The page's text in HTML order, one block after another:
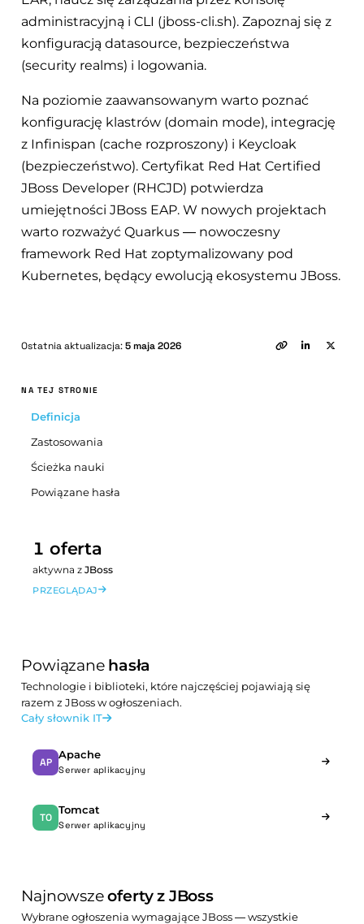
administracyjną i CLI (jboss-cli.sh). Zapoznaj się z
konfiguracją datasource, bezpieczeństwa
(security realms) i logowania.
Na poziomie zaawansowanym warto poznać
konfigurację klastrów (domain mode), integrację
z Infinispan (cache rozproszony) i Keycloak
(bezpieczeństwo). Certyfikat Red Hat Certified
JBoss Developer (RHCJD) potwierdza
umiejętności JBoss EAP. W nowych projektach
warto rozważyć Quarkus — nowoczesny
framework Red Hat zoptymalizowany pod
Kubernetes, będący ewolucją ekosystemu JBoss.
Ostatnia aktualizacja:5 maja 2026
NA TEJ STRONIE
Definicja
Zastosowania
Ścieżka nauki
Powiązane hasła
1 oferta
aktywna zJBoss
PRZEGLĄDAJ
Powiązane hasła
Technologie i biblioteki, które najczęściej pojawiają się
razem z JBoss w ogłoszeniach.
Cały słownik IT
AP
Apache
Serwer aplikacyjny
TO
Tomcat
Serwer aplikacyjny
Najnowszeoferty z JBoss
Wybrane ogłoszenia wymagające JBoss — wszystkie